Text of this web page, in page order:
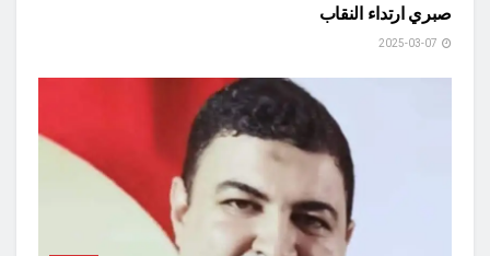
صبري ارتداء النقاب